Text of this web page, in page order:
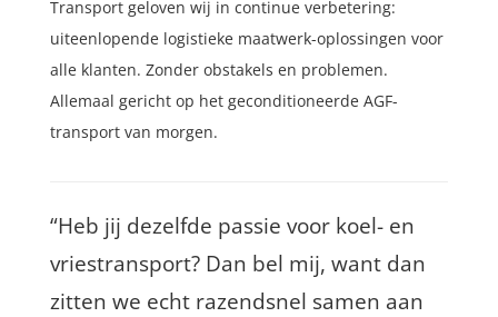
Transport geloven wij in continue verbetering:
uiteenlopende logistieke maatwerk-oplossingen voor
alle klanten. Zonder obstakels en problemen.
Allemaal gericht op het geconditioneerde AGF-
transport van morgen.
“Heb jij dezelfde passie voor koel- en
vriestransport? Dan bel mij, want dan
zitten we echt razendsnel samen aan